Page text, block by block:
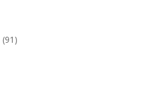
(91)